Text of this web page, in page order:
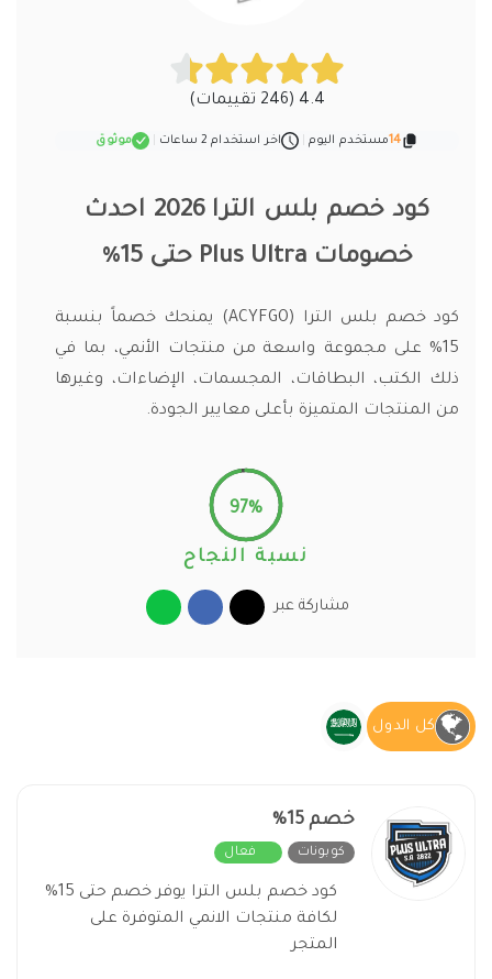
4.4 (246 تقييمات)
14مستخدم اليوم اخر استخدام 2 ساعات موثوق
كود خصم بلس الترا 2026 احدث
خصومات Plus Ultra حتى 15%
كود خصم بلس الترا (ACYFGO) يمنحك خصماً بنسبة
15% على مجموعة واسعة من منتجات الأنمي، بما في
ذلك الكتب، البطاقات، المجسمات، الإضاءات، وغيرها
من المنتجات المتميزة بأعلى معايير الجودة.
97%
نسبة النجاح
مشاركة عبر
كل الدول
خصم 15%
كوبونات فعال
كود خصم بلس الترا يوفر خصم حتى 15%
لكافة منتجات الانمي المتوفرة على
المتجر